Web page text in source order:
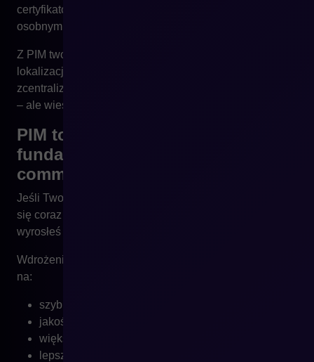
certyfikatów. Bez PIM każde tłumaczenie staje się
osobnym projektem – trudnym do kontroli.
Z PIM tworzysz strukturę, która obsługuje różne języki,
lokalizacje i wymagania prawne w sposób
zcentralizowany i skalowalny. Nie tylko wiesz, co masz
– ale wiesz, co możesz pokazać w danym kraju.
PIM to nie „ładniejszy opis”, tylko
fundament skalowalnego e-
commerce
Jeśli Twoja firma rośnie, a zarządzanie produktami staje
się coraz trudniejsze – to nie przypadek. To znak, że
wyrosłeś z Excela.
Wdrożenie PIM to decyzja strategiczna, która wpływa
na:
szybkość wejścia na nowy rynek,
jakość danych,
większą wydajność zespołów,
lepszą kontrolę nad treścią,